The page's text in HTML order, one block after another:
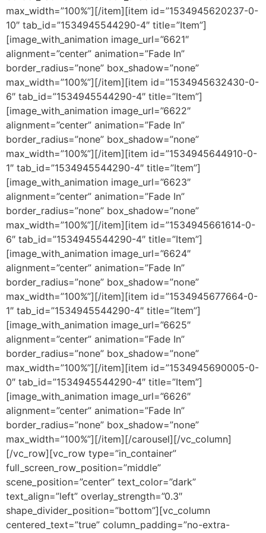
max_width=”100%”][/item][item id=”1534945620237-0-
10″ tab_id=”1534945544290-4″ title=”Item”]
[image_with_animation image_url=”6621″
alignment=”center” animation=”Fade In”
border_radius=”none” box_shadow=”none”
max_width=”100%”][/item][item id=”1534945632430-0-
6″ tab_id=”1534945544290-4″ title=”Item”]
[image_with_animation image_url=”6622″
alignment=”center” animation=”Fade In”
border_radius=”none” box_shadow=”none”
max_width=”100%”][/item][item id=”1534945644910-0-
1″ tab_id=”1534945544290-4″ title=”Item”]
[image_with_animation image_url=”6623″
alignment=”center” animation=”Fade In”
border_radius=”none” box_shadow=”none”
max_width=”100%”][/item][item id=”1534945661614-0-
6″ tab_id=”1534945544290-4″ title=”Item”]
[image_with_animation image_url=”6624″
alignment=”center” animation=”Fade In”
border_radius=”none” box_shadow=”none”
max_width=”100%”][/item][item id=”1534945677664-0-
1″ tab_id=”1534945544290-4″ title=”Item”]
[image_with_animation image_url=”6625″
alignment=”center” animation=”Fade In”
border_radius=”none” box_shadow=”none”
max_width=”100%”][/item][item id=”1534945690005-0-
0″ tab_id=”1534945544290-4″ title=”Item”]
[image_with_animation image_url=”6626″
alignment=”center” animation=”Fade In”
border_radius=”none” box_shadow=”none”
max_width=”100%”][/item][/carousel][/vc_column]
[/vc_row][vc_row type=”in_container”
full_screen_row_position=”middle”
scene_position=”center” text_color=”dark”
text_align=”left” overlay_strength=”0.3″
shape_divider_position=”bottom”][vc_column
centered_text=”true” column_padding=”no-extra-